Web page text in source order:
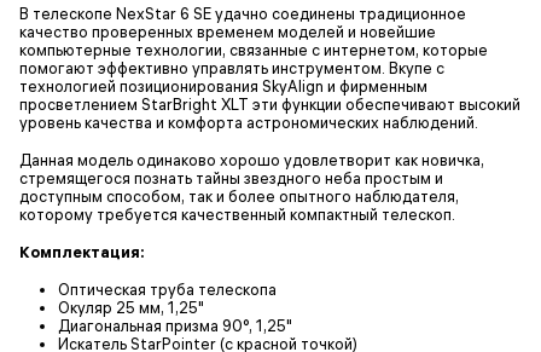
В телескопе NexStar 6 SE удачно соединены традиционное
качество проверенных временем моделей и новейшие
компьютерные технологии, связанные с интернетом, которые
помогают эффективно управлять инструментом. Вкупе с
технологией позиционирования SkyAlign и фирменным
просветлением StarBright XLT эти функции обеспечивают высокий
уровень качества и комфорта астрономических наблюдений.
Данная модель одинаково хорошо удовлетворит как новичка,
стремящегося познать тайны звездного неба простым и
доступным способом, так и более опытного наблюдателя,
которому требуется качественный компактный телескоп.
Комплектация:
Оптическая труба телескопа
Окуляр 25 мм, 1,25"
Диагональная призма 90°, 1,25"
Искатель StarPointer (с красной точкой)